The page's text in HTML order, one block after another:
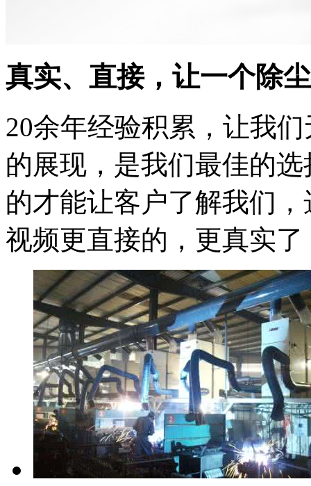
真实、直接，让一个除
20余年经验积累，让我
的展现，是我们最佳的
的才能让客户了解我们
视频更直接的，更真实